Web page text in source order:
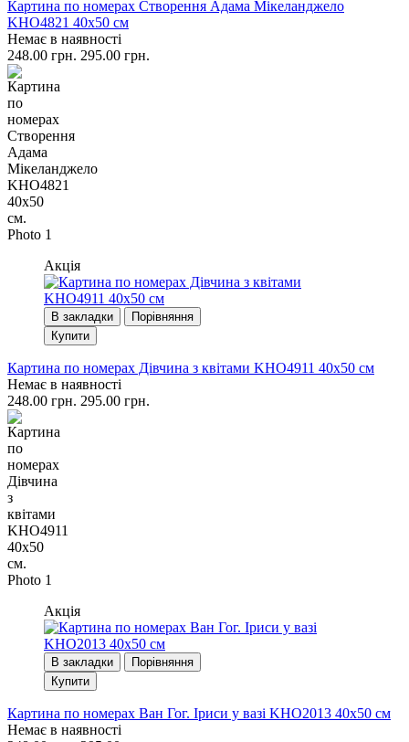
Картина по номерах Створення Адама Мікеланджело
KHO4821 40x50 см
Немає в наявності
248.00 грн. 295.00 грн.
Акція
В закладки
Порівняння
Купити
Картина по номерах Дівчина з квітами KHO4911 40x50 см
Немає в наявності
248.00 грн. 295.00 грн.
Акція
В закладки
Порівняння
Купити
Картина по номерах Ван Гог. Іриси у вазі KHO2013 40x50 см
Немає в наявності